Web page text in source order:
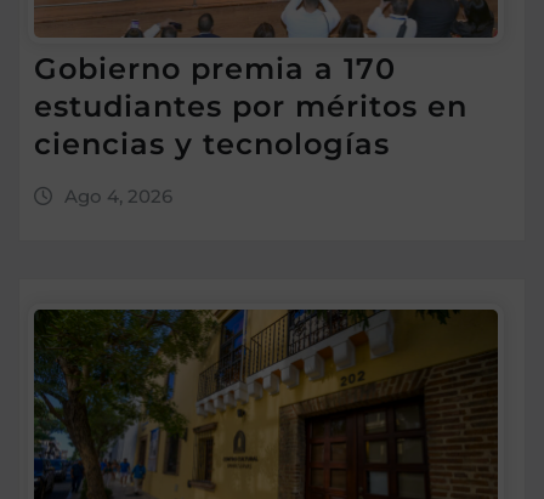
Gobierno premia a 170
estudiantes por méritos en
ciencias y tecnologías
Ago 4, 2026